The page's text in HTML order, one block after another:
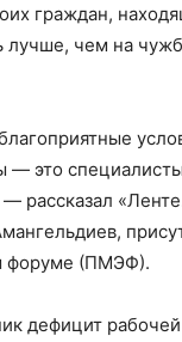
граждан,
лучше, чем на
— это
рассказал
форуме (ПМЭФ).
дефицит